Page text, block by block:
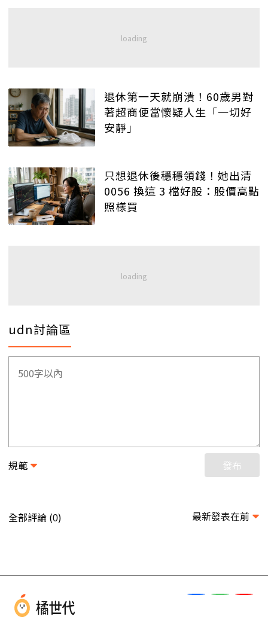
退休第一天就崩潰！60歲男對
著超商便當懷疑人生「一切好
安靜」
只想退休後穩穩領錢！她出清
0056 換這 3 檔好股：股價高點
照樣買
udn討論區
規範 發布
全部評論 (0) 最新發表在前